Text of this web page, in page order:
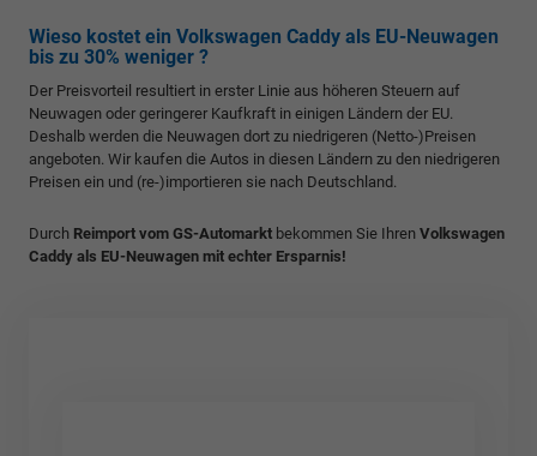
Wieso kostet ein Volkswagen Caddy als EU-Neuwagen
bis zu 30% weniger ?
Der Preisvorteil resultiert in erster Linie aus höheren Steuern auf
Neuwagen oder geringerer Kaufkraft in einigen Ländern der EU.
Deshalb werden die Neuwagen dort zu niedrigeren (Netto-)Preisen
angeboten. Wir kaufen die Autos in diesen Ländern zu den niedrigeren
Preisen ein und (re-)importieren sie nach Deutschland.
Durch Reimport vom GS-Automarkt bekommen Sie Ihren Volkswagen
Caddy als EU-Neuwagen mit echter Ersparnis!